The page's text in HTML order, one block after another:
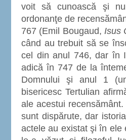
voit să cunoască şi
ordonanţe de
767 (Emil Bougaud, Isus
când au trebuit să se
cel din anul 746, dar în
adică în 747 de la
Domnului şi anul 1
bisericesc Tertulian
ale acestui
sunt dispărute, dar
actele au existat şi în ele